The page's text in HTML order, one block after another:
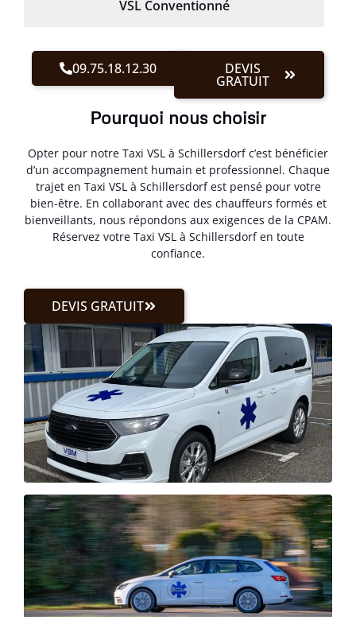
VSL Conventionné
09.75.18.12.30 DEVIS
GRATUIT
Pourquoi nous choisir
Opter pour notre Taxi VSL à Schillersdorf c’est bénéficier
d’un accompagnement humain et professionnel. Chaque
trajet en Taxi VSL à Schillersdorf est pensé pour votre
bien-être. En collaborant avec des chauffeurs formés et
bienveillants, nous répondons aux exigences de la CPAM.
Réservez votre Taxi VSL à Schillersdorf en toute
confiance.
DEVIS GRATUIT